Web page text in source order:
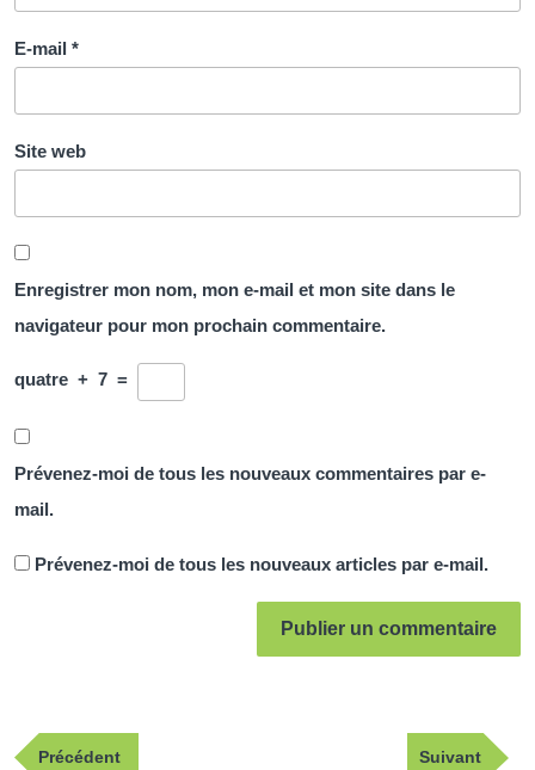
E-mail *
Site web
Enregistrer mon nom, mon e-mail et mon site dans le
navigateur pour mon prochain commentaire.
quatre + 7 =
Prévenez-moi de tous les nouveaux commentaires par e-
mail.
Prévenez-moi de tous les nouveaux articles par e-mail.
Navigation
Publication
Précédent Article
Suivant